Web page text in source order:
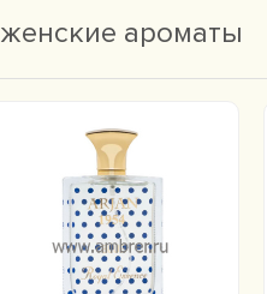
женские ароматы